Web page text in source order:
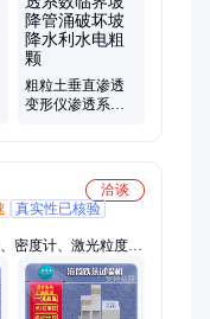
、紫外线实验机、胀
机、鼓风恒温干燥箱
粗粒土垂直渗透
变形仪渗透系数
洽谈
真实性已核验
密度计、激光粒度
量分析仪、色差仪、
差示量热仪、恒温